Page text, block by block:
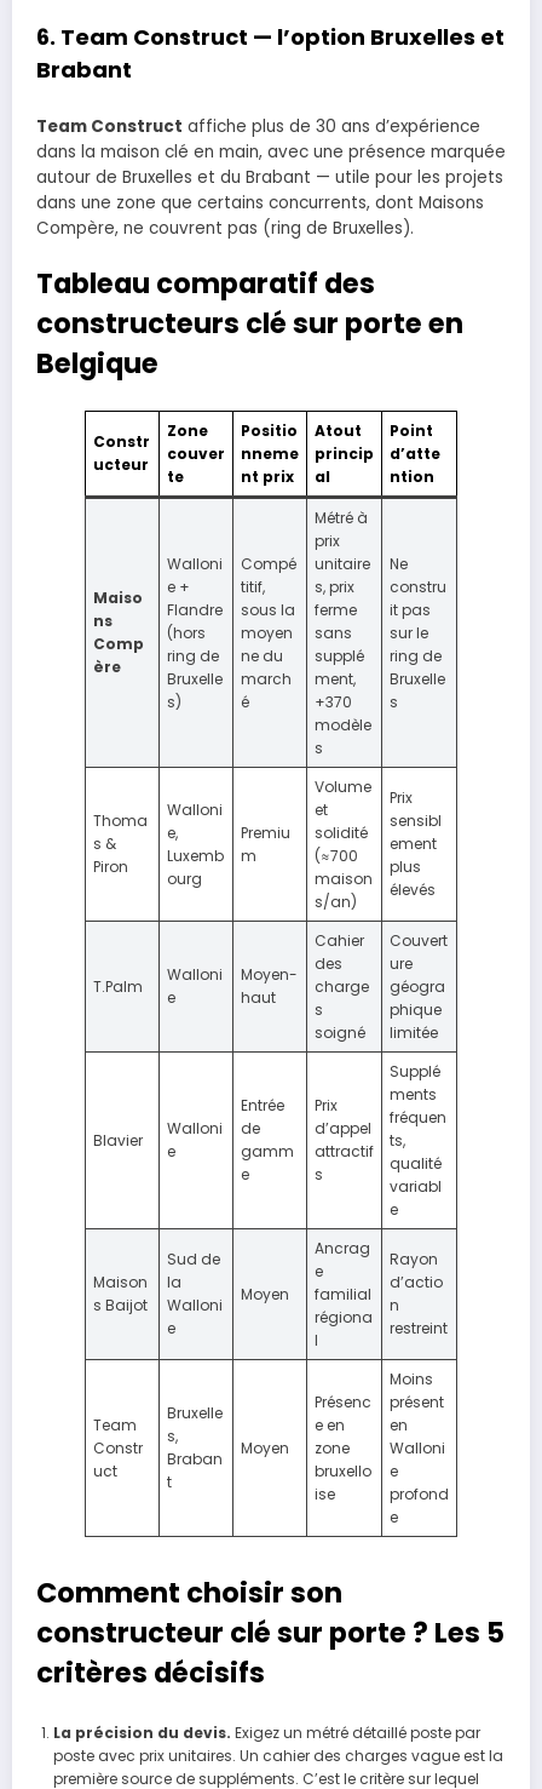
6. Team Construct — l’option Bruxelles et
Brabant
Team Construct affiche plus de 30 ans d’expérience
dans la maison clé en main, avec une présence marquée
autour de Bruxelles et du Brabant — utile pour les projets
dans une zone que certains concurrents, dont Maisons
Compère, ne couvrent pas (ring de Bruxelles).
Tableau comparatif des
constructeurs clé sur porte en
Belgique
Constr
ucteur
Zone
couver
te
Positio
nneme
nt prix
Atout
princip
al
Point
d’atte
ntion
Maiso
ns
Comp
ère
Walloni
e +
Flandre
(hors
ring de
Bruxelle
s)
Compé
titif,
sous la
moyen
ne du
march
é
Métré à
prix
unitaire
s, prix
ferme
sans
supplé
ment,
+370
modèle
s
Ne
constru
it pas
sur le
ring de
Bruxelle
s
Thoma
s &
Piron
Walloni
e,
Luxemb
ourg
Premiu
m
Volume
et
solidité
(≈700
maison
s/an)
Prix
sensibl
ement
plus
élevés
T.Palm
Walloni
e
Moyen-
haut
Cahier
des
charge
s
soigné
Couvert
ure
géogra
phique
limitée
Blavier
Walloni
e
Entrée
de
gamm
e
Prix
d’appel
attractif
s
Supplé
ments
fréquen
ts,
qualité
variabl
e
Maison
s Baijot
Sud de
la
Walloni
e
Moyen
Ancrag
e
familial
régiona
l
Rayon
d’actio
n
restreint
Team
Constr
uct
Bruxelle
s,
Braban
t
Moyen
Présenc
e en
zone
bruxello
ise
Moins
présent
en
Walloni
e
profond
e
Comment choisir son
constructeur clé sur porte ? Les 5
critères décisifs
La précision du devis. Exigez un métré détaillé poste par
poste avec prix unitaires. Un cahier des charges vague est la
première source de suppléments. C’est le critère sur lequel